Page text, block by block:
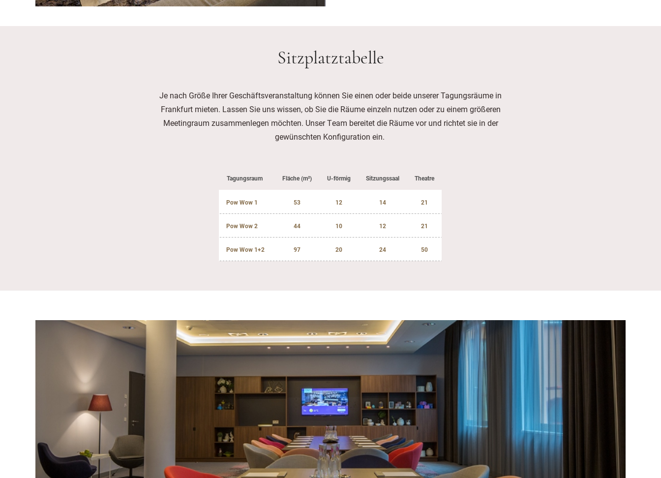
Sitzplatztabelle
Je nach Größe Ihrer Geschäftsveranstaltung können Sie einen oder beide unserer Tagungsräume in
Frankfurt mieten. Lassen Sie uns wissen, ob Sie die Räume einzeln nutzen oder zu einem größeren
Meetingraum zusammenlegen möchten. Unser Team bereitet die Räume vor und richtet sie in der
gewünschten Konfiguration ein.
Tagungsraum Fläche (m²) U-förmig Sitzungssaal Theatre
Pow Wow 1 53 12 14 21
Pow Wow 2 44 10 12 21
Pow Wow 1+2 97 20 24 50